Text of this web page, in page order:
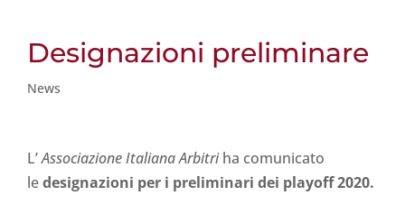
Designazioni preliminare
News
L’Associazione Italiana Arbitriha comunicato
ledesignazioni per i preliminari dei playoff 2020.